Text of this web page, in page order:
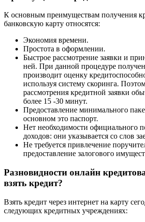
К основным преимуществам получения
банковскую карту относятся:
Экономия времени.
Простота в оформлении.
Быстрое рассмотрение заявки и
ней. При данной процедуре
производит оценку
используя систему скоринга.
рассмотрения кредитной заявки
более 15 -30 минут.
Предоставление минимального
основном это паспорт.
Нет необходимости официального
доходов: они указывается со слов
Не требуется привлечение
предоставление залогового
Разновидности онлайн
взять кредит?
Взять кредит через интернет на карту
следующих кредитных учреждениях: